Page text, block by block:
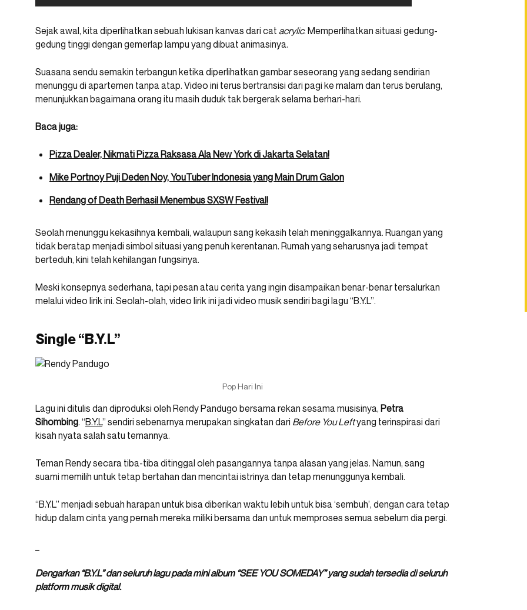
Sejak awal, kita diperlihatkan sebuah lukisan kanvas dari cat acrylic. Memperlihatkan situasi gedung-
gedung tinggi dengan gemerlap lampu yang dibuat animasinya.
Suasana sendu semakin terbangun ketika diperlihatkan gambar seseorang yang sedang sendirian
menunggu di apartemen tanpa atap. Video ini terus bertransisi dari pagi ke malam dan terus berulang,
menunjukkan bagaimana orang itu masih duduk tak bergerak selama berhari-hari.
Baca juga:
Pizza Dealer, Nikmati Pizza Raksasa Ala New York di Jakarta Selatan!
Mike Portnoy Puji Deden Noy, YouTuber Indonesia yang Main Drum Galon
Rendang of Death Berhasil Menembus SXSW Festival!
Seolah menunggu kekasihnya kembali, walaupun sang kekasih telah meninggalkannya. Ruangan yang
tidak beratap menjadi simbol situasi yang penuh kerentanan. Rumah yang seharusnya jadi tempat
berteduh, kini telah kehilangan fungsinya.
Meski konsepnya sederhana, tapi pesan atau cerita yang ingin disampaikan benar-benar tersalurkan
melalui video lirik ini. Seolah-olah, video lirik ini jadi video musik sendiri bagi lagu “B.Y.L”.
Single “B.Y.L”
Pop Hari Ini
Lagu ini ditulis dan diproduksi oleh Rendy Pandugo bersama rekan sesama musisinya, Petra
Sihombing. “B.Y.L” sendiri sebenarnya merupakan singkatan dari Before You Leftyang terinspirasi dari
kisah nyata salah satu temannya.
Teman Rendy secara tiba-tiba ditinggal oleh pasangannya tanpa alasan yang jelas. Namun, sang
suami memilih untuk tetap bertahan dan mencintai istrinya dan tetap menunggunya kembali.
“B.Y.L” menjadi sebuah harapan untuk bisa diberikan waktu lebih untuk bisa ‘sembuh’, dengan cara tetap
hidup dalam cinta yang pernah mereka miliki bersama dan untuk memproses semua sebelum dia pergi.
Dengarkan “B.Y.L” dan seluruh lagu pada mini album “SEE YOU SOMEDAY” yang sudah tersedia di seluruh
platform musik digital.